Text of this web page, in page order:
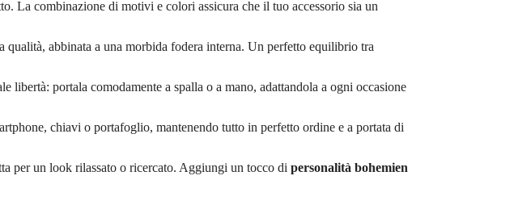
La combinazione di motivi e colori assicura che il tuo accessorio sia un
qualità, abbinata a una morbida fodera interna. Un perfetto equilibrio tra
libertà: portala comodamente a spalla o a mano, adattandola a ogni occasione
chiavi o portafoglio, mantenendo tutto in perfetto ordine e a portata di
per un look rilassato o ricercato. Aggiungi un tocco di personalità bohemien